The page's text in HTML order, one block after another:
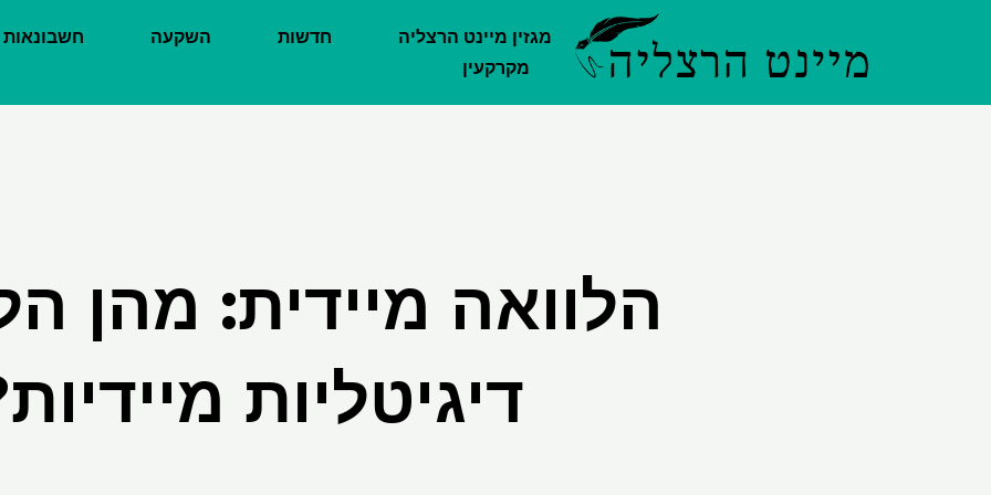
מגזין מיינט הרצליה חדשות השקעה
חשבונאות
מקרקעין
הלוואה מיידית: מהן
דיגיטליות